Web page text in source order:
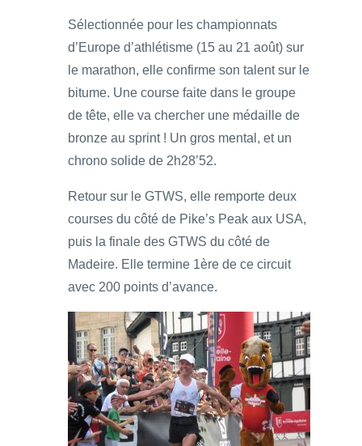
Sélectionnée pour les championnats
d’Europe d’athlétisme (15 au 21 août) sur
le marathon, elle confirme son talent sur le
bitume. Une course faite dans le groupe
de tête, elle va chercher une médaille de
bronze au sprint ! Un gros mental, et un
chrono solide de 2h28’52.
Retour sur le GTWS, elle remporte deux
courses du côté de Pike’s Peak aux USA,
puis la finale des GTWS du côté de
Madeire. Elle termine 1ère de ce circuit
avec 200 points d’avance.